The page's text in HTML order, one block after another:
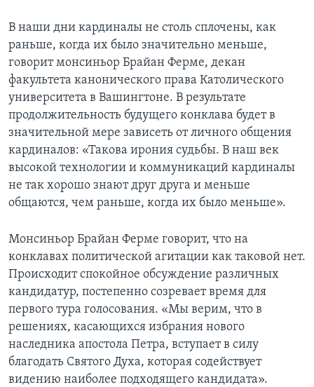
В наши дни кардиналы не столь сплочены, как
раньше, когда их было значительно меньше,
говорит монсиньор Брайан Ферме, декан
факультета канонического права Католического
университета в Вашингтоне. В результате
продолжительность будущего конклава будет в
значительной мере зависеть от личного общения
кардиналов: «Такова ирония судьбы. В наш век
высокой технологии и коммуникаций кардиналы
не так хорошо знают друг друга и меньше
общаются, чем раньше, когда их было меньше».
Монсиньор Брайан Ферме говорит, что на
конклавах политической агитации как таковой нет.
Происходит спокойное обсуждение различных
кандидатур, постепенно созревает время для
первого тура голосования. «Мы верим, что в
решениях, касающихся избрания нового
наследника апостола Петра, вступает в силу
благодать Святого Духа, которая содействует
видению наиболее подходящего кандидата».